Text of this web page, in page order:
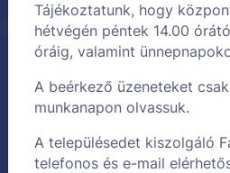
Tájékoztatunk, hogy
hétvégén péntek 14.00
óráig, valamint
A beérkező üzeneteket
munkanapon olvassuk.
A településedet kiszolgáló
telefonos és e-mail
Feliratkozom
Hozzájárulok, hogy a